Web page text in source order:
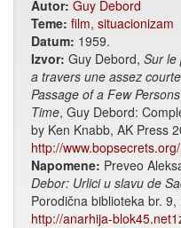
Autor: Guy Debord
Teme: film, situacionizam
Datum: 1959.
Izvor: Guy Debord, Sur le
a travers une assez
Passage of a Few
Time, Guy Debord:
by Ken Knabb, AK Press
http://
Napomene: Preveo
Debor: Urlici u slavu de
Porodična biblioteka br.
http://anarhija-